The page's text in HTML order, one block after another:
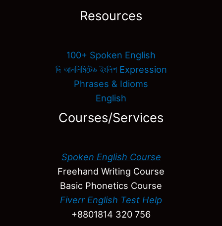
Resources
100+ Spoken English
দি আনলিমিটেড ইংলিশ Expression
Phrases & Idioms
English
Courses/Services
Spoken English Course
Freehand Writing Course
Basic Phonetics Course
Fiverr English Test Help
+8801814 320 756